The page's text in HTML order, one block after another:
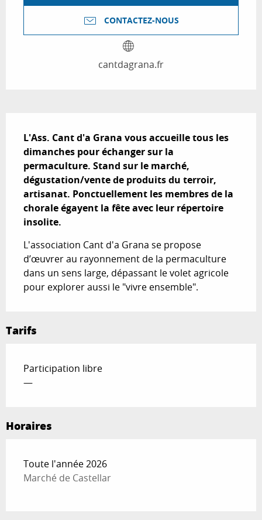
CONTACTEZ-NOUS
cantdagrana.fr
L'Ass. Cant d'a Grana vous accueille tous les
dimanches pour échanger sur la
permaculture. Stand sur le marché,
dégustation/vente de produits du terroir,
artisanat. Ponctuellement les membres de la
chorale égayent la fête avec leur répertoire
insolite.
L'association Cant d'a Grana se propose
d’œuvrer au rayonnement de la permaculture
dans un sens large, dépassant le volet agricole
pour explorer aussi le "vivre ensemble".
Tarifs
Participation libre
—
Horaires
Toute l'année 2026
Marché de Castellar